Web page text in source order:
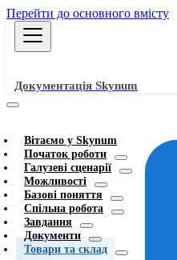
Перейти до основного вмісту
Документація Skynum
Вітаємо у Skynum
Початок роботи
Галузеві сценарії
Можливості
Базові поняття
Спільна робота
Завдання
Документи
Товари та склад